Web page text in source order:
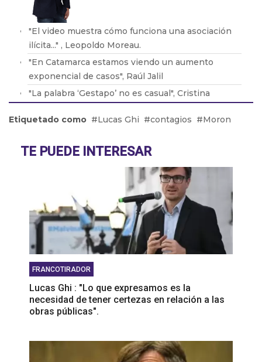
"El video muestra cómo funciona una asociación
ilícita..." , Leopoldo Moreau.
"En Catamarca estamos viendo un aumento
exponencial de casos", Raúl Jalil
"La palabra ‘Gestapo’ no es casual", Cristina
"Vi con agrado lo que hizo Córdoba", Tomás
"Creo que el perro Balcarce fue al único al que
Mauricio Macri no espió..." , Oscar Parrilli.
Etiquetado como Lucas Ghi contagios Moron
TE PUEDE INTERESAR
FRANCOTIRADOR
Lucas Ghi : "Lo que expresamos es la
necesidad de tener certezas en relación a las
obras públicas".